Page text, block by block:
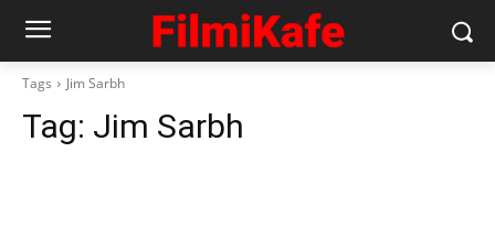
Tags Jim Sarbh
Tag: Jim Sarbh